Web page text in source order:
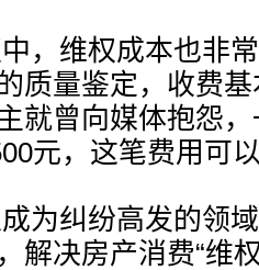
，维权成本也非
质量鉴定，收费
就曾向媒体抱怨
元，这笔费用可
为纠纷高发的领
解决房产消费“维